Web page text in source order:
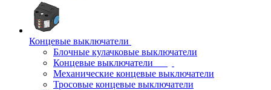
Концевые выключатели
Блочные кулачковые выключатели
Концевые выключатели
Механические концевые выключатели
Тросовые концевые выключатели